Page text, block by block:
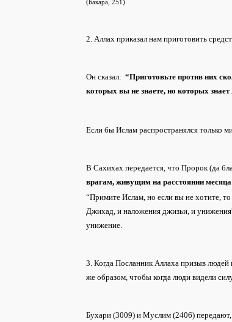
(Бакара, 251)
2. Аллах приказал нам приготовить
Он сказал: “Приготовьте против них
которых вы не знаете, но которых
Если бы Ислам распространялся только
В Сахихах передается, что Пророк (да
врагам, живущим на расстоянии месяца
“Примите Ислам, но если вы не хотите,
Джихад, и наложения джизьи, и
унижение.
3. Когда Посланник Аллаха призыв
же образом, чтобы когда люди видели
Бухари (3009) и Муслим (2406) передают,